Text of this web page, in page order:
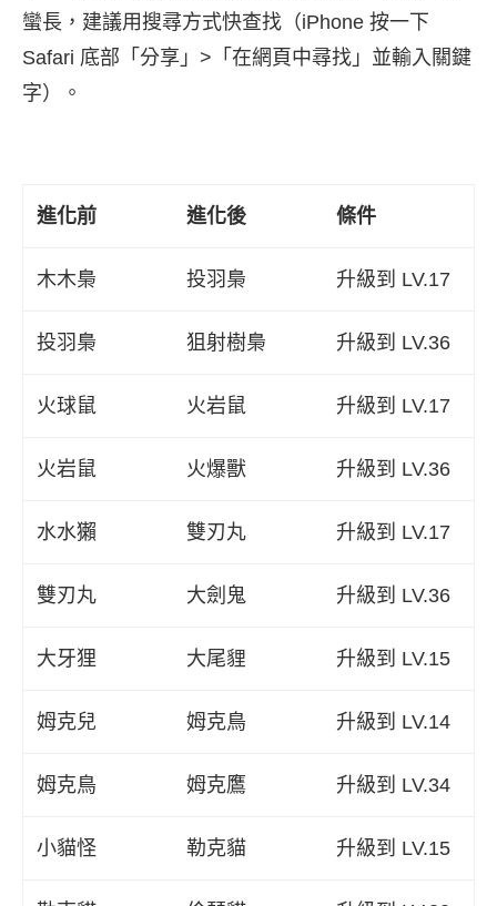
蠻長，建議用搜尋方式快查找（iPhone 按一下
Safari 底部「分享」>「在網頁中尋找」並輸入關鍵
字）。
進化前 進化後 條件
木木梟 投羽梟 升級到 LV.17
投羽梟 狙射樹梟 升級到 LV.36
火球鼠 火岩鼠 升級到 LV.17
火岩鼠 火爆獸 升級到 LV.36
水水獺 雙刃丸 升級到 LV.17
雙刃丸 大劍鬼 升級到 LV.36
大牙狸 大尾貍 升級到 LV.15
姆克兒 姆克鳥 升級到 LV.14
姆克鳥 姆克鷹 升級到 LV.34
小貓怪 勒克貓 升級到 LV.15